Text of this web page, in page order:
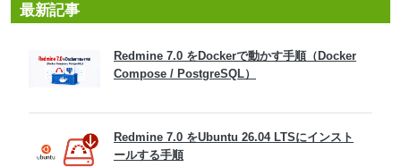
最新記事
Redmine 7.0 をDockerで動かす手順（Docker
Compose / PostgreSQL）
Redmine 7.0 をUbuntu 26.04 LTSにインスト
ールする手順